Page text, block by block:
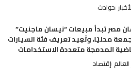
حوادث
مصر تبدأ مبيعات “نيسان ماجنيت”
محليًا، وتُعِيد تعريف فئة السيارات
المدمجة متعددة الاستخدامات
العالم إقتصاد